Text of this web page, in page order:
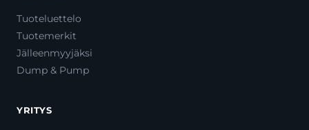
Tuoteluettelo
Tuotemerkit
Jälleenmyyjäksi
Dump & Pump
YRITYS